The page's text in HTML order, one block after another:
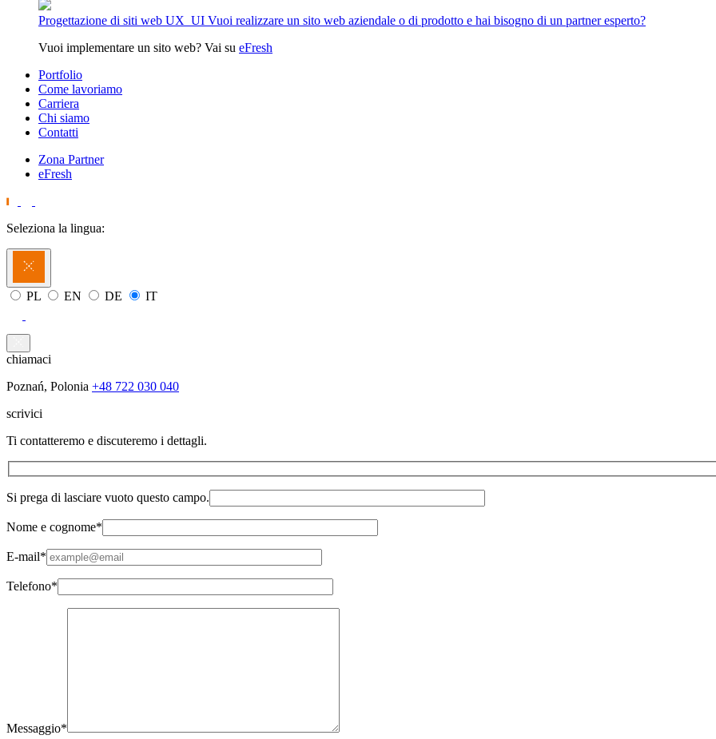
Progettazione di siti web UX_UI Vuoi realizzare un sito web aziendale o di prodotto e hai bisogno di un partner esperto?
Vuoi implementare un sito web? Vai su eFresh
Portfolio
Come lavoriamo
Carriera
Chi siamo
Contatti
Zona Partner
eFresh
Seleziona la lingua:
PL EN DE IT
chiamaci
Poznań, Polonia +48 722 030 040
scrivici
Ti contatteremo e discuteremo i dettagli.
Si prega di lasciare vuoto questo campo.
Nome e cognome*
E-mail*
Telefono*
Messaggio*